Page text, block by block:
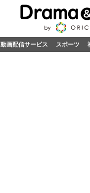
動画配信サービス スポーツ